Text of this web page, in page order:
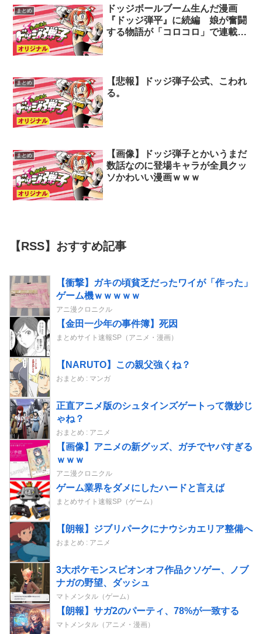
まとめ
ドッジボールブーム生んだ漫画
『ドッジ弾平』に続編 娘が奮闘
する物語が「コロコロ」で連載開
まとめ
【悲報】ドッジ弾子公式、こわれ
る。
まとめ
【画像】ドッジ弾子とかいうまだ
数話なのに登場キャラが全員クッ
ソかわいい漫画ｗｗｗ
【RSS】おすすめ記事
【衝撃】ガキの頃貧乏だったワイが「作った」
ゲーム機ｗｗｗｗｗ
アニ漫クロニクル
【金田一少年の事件簿】死因
まとめサイト速報SP（アニメ・漫画）
【NARUTO】この親父強くね？
おまとめ : マンガ
正直アニメ版のシュタインズゲートって微妙じ
ゃね？
おまとめ : アニメ
【画像】アニメの新グッズ、ガチでヤバすぎる
ｗｗｗ
アニ漫クロニクル
ゲーム業界をダメにしたハードと言えば
まとめサイト速報SP（ゲーム）
【朗報】ジブリパークにナウシカエリア整備へ
おまとめ : アニメ
3大ポケモンスピオンオフ作品クソゲー、ノブ
ナガの野望、ダッシュ
マトメンタル（ゲーム）
【朗報】サガ2のパーティ、78%が一致する
マトメンタル（アニメ・漫画）